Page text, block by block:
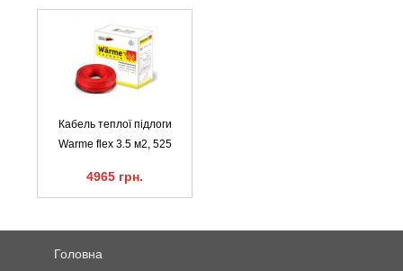
Кабель теплої підлоги
Warme flex 3.5 м2, 525
4965 грн.
Головна